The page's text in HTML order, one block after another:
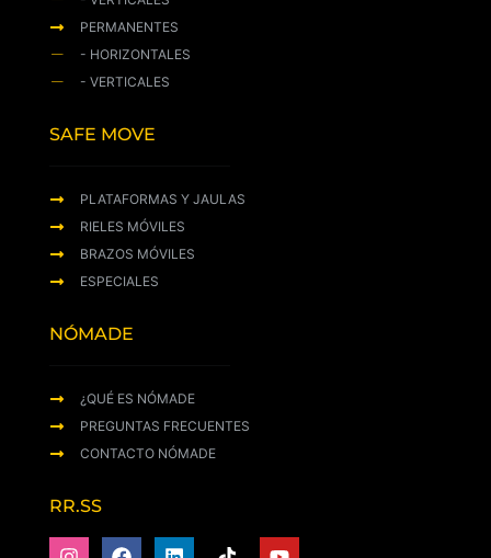
PERMANENTES
- HORIZONTALES
- VERTICALES
SAFE MOVE
PLATAFORMAS Y JAULAS
RIELES MÓVILES
BRAZOS MÓVILES
ESPECIALES
NÓMADE
¿QUÉ ES NÓMADE
PREGUNTAS FRECUENTES
CONTACTO NÓMADE
RR.SS